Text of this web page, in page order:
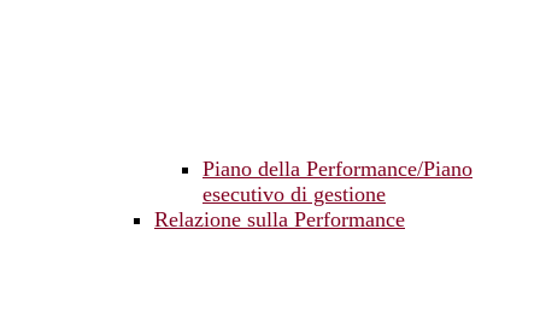
Piano della Performance/Piano
esecutivo di gestione
Relazione sulla Performance